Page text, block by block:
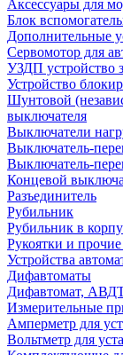
Аксессуары для
Блок
Дополнительные
Сервомотор для
УЗДП устройство
Устройство
Шунтовой
выключателя
Выключатели
Выключатель-
Выключатель-
Концевой
Разъединитель
Рубильник
Рубильник в
Рукоятки и
Устройства
Дифавтоматы
Дифавтомат,
Измерительные
Амперметр для
Вольтметр для